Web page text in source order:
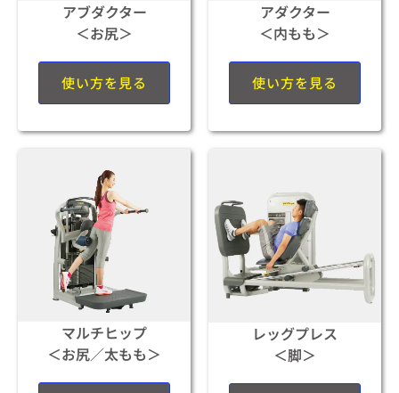
アブダクター
＜お尻＞
使い方を見る
アダクター
＜内もも＞
使い方を見る
マルチヒップ
＜お尻／太もも＞
レッグプレス
＜脚＞